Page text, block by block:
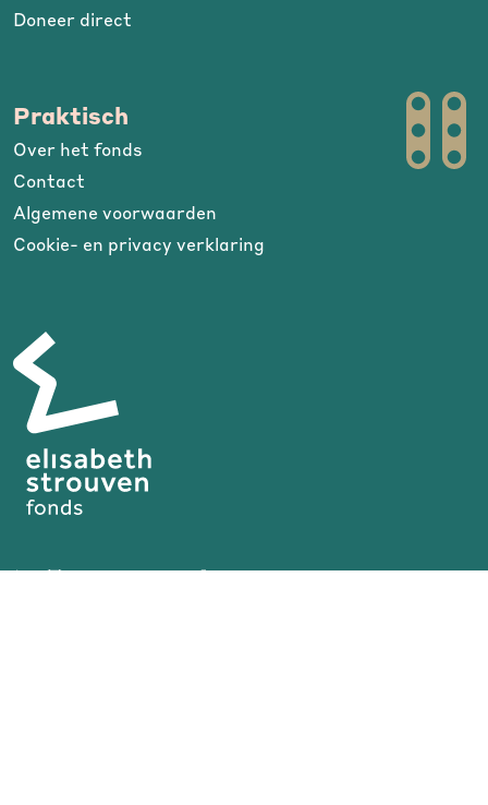
Doneer direct
Praktisch
Over het fonds
Contact
Algemene voorwaarden
Cookie- en privacy verklaring